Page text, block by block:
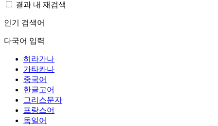
결과 내 재검색
인기 검색어
다국어 입력
히라가나
가타카나
중국어
한글고어
그리스문자
프랑스어
독일어